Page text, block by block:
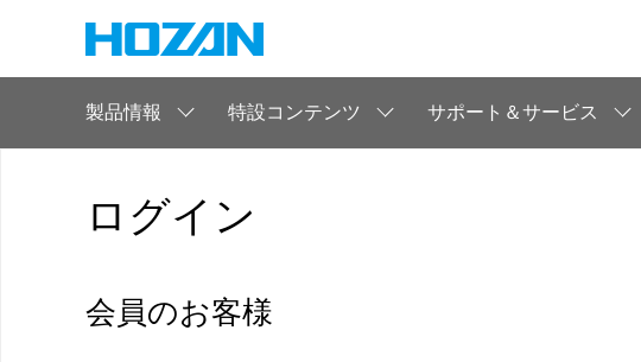
製品情報 特設コンテンツ サポート＆サービス
ログイン
会員のお客様